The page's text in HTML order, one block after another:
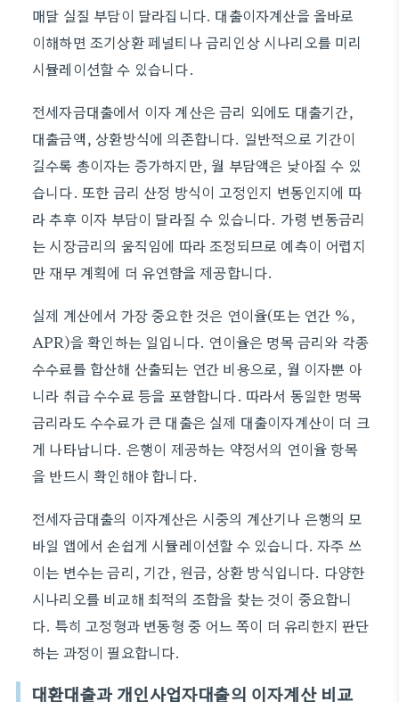
매달 실질 부담이 달라집니다. 대출이자계산을 올바로
이해하면 조기상환 페널티나 금리인상 시나리오를 미리
시뮬레이션할 수 있습니다.
전세자금대출에서 이자 계산은 금리 외에도 대출기간,
대출금액, 상환방식에 의존합니다. 일반적으로 기간이
길수록 총이자는 증가하지만, 월 부담액은 낮아질 수 있
습니다. 또한 금리 산정 방식이 고정인지 변동인지에 따
라 추후 이자 부담이 달라질 수 있습니다. 가령 변동금리
는 시장금리의 움직임에 따라 조정되므로 예측이 어렵지
만 재무 계획에 더 유연함을 제공합니다.
실제 계산에서 가장 중요한 것은 연이율(또는 연간 %,
APR)을 확인하는 일입니다. 연이율은 명목 금리와 각종
수수료를 합산해 산출되는 연간 비용으로, 월 이자뿐 아
니라 취급 수수료 등을 포함합니다. 따라서 동일한 명목
금리라도 수수료가 큰 대출은 실제 대출이자계산이 더 크
게 나타납니다. 은행이 제공하는 약정서의 연이율 항목
을 반드시 확인해야 합니다.
전세자금대출의 이자계산은 시중의 계산기나 은행의 모
바일 앱에서 손쉽게 시뮬레이션할 수 있습니다. 자주 쓰
이는 변수는 금리, 기간, 원금, 상환 방식입니다. 다양한
시나리오를 비교해 최적의 조합을 찾는 것이 중요합니
다. 특히 고정형과 변동형 중 어느 쪽이 더 유리한지 판단
하는 과정이 필요합니다.
대환대출과 개인사업자대출의 이자계산 비교